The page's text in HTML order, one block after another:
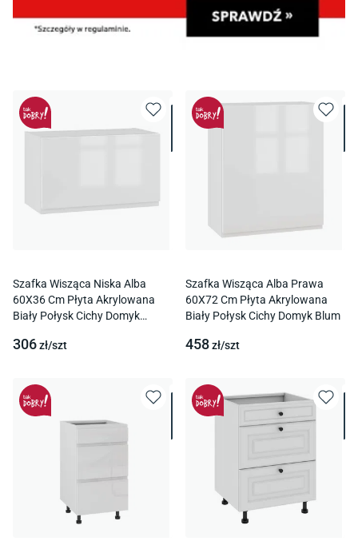
Szafka Wisząca Niska Alba
60X36 Cm Płyta Akrylowana
Biały Połysk Cichy Domyk
306zł/szt
Szafka Wisząca Alba Prawa
60X72 Cm Płyta Akrylowana
Biały Połysk Cichy Domyk Blum
458zł/szt